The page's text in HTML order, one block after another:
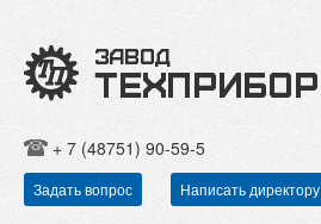
+ 7 (48751) 90-59-5
Задать вопрос Написать директору